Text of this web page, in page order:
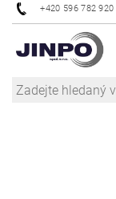
+420 596 782 920